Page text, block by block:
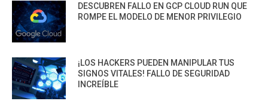
DESCUBREN FALLO EN GCP CLOUD RUN QUE
ROMPE EL MODELO DE MENOR PRIVILEGIO
¡LOS HACKERS PUEDEN MANIPULAR TUS
SIGNOS VITALES! FALLO DE SEGURIDAD
INCREÍBLE